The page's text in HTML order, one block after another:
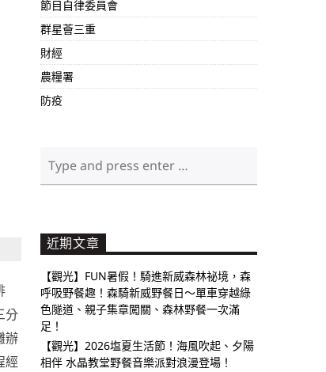
分
辦
經
節目自律委員會
群星薈三重
財經
農糧署
防疫
近期文章
【觀光】FUN暑假！騎進新威森林祕境，森
呼吸野餐趣！森騎新威野餐日～單車穿越綠
色隧道、親子集章闖關、森林野餐一次滿
足！
【觀光】2026塩夏生活節！海風吹起、夕陽
相伴 水晶教堂野餐音樂派對浪漫登場！